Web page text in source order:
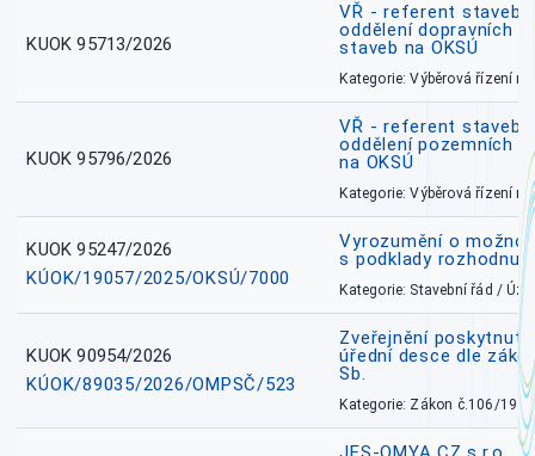
KUOK 95713/2026
VŘ - referent
oddělení dopravních
staveb na OKSÚ
Kategorie: Výběrová řízení
KUOK 95796/2026
VŘ - referent
oddělení pozemních
na OKSÚ
Kategorie: Výběrová řízení
KUOK 95247/2026
KÚOK/19057/2025/OKSÚ/7000
Vyrozumění o
s podklady rozhodnutí
Kategorie: Stavební řád /
KUOK 90954/2026
KÚOK/89035/2026/OMPSČ/523
Zveřejnění
úřední desce dle
Sb.
Kategorie: Zákon č.106/1999